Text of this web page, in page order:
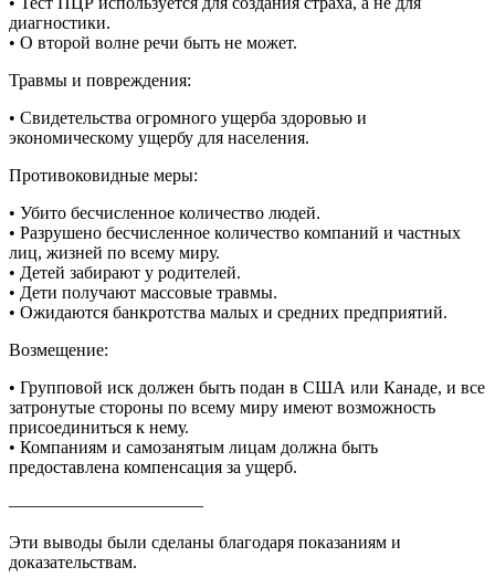
диагностики.
• О второй волне речи быть не может.
Травмы и повреждения:
• Свидетельства огромного ущерба здоровью и
экономическому ущербу для населения.
Противоковидные меры:
• Убито бесчисленное количество людей.
• Разрушено бесчисленное количество компаний и частных
лиц, жизней по всему миру.
• Детей забирают у родителей.
• Дети получают массовые травмы.
• Ожидаются банкротства малых и средних предприятий.
Возмещение:
• Групповой иск должен быть подан в США или Канаде, и все
затронутые стороны по всему миру имеют возможность
присоединиться к нему.
• Компаниям и самозанятым лицам должна быть
предоставлена компенсация за ущерб.
———————————
Эти выводы были сделаны благодаря показаниям и
доказательствам.